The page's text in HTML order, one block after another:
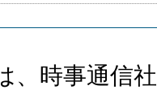
、時事通信